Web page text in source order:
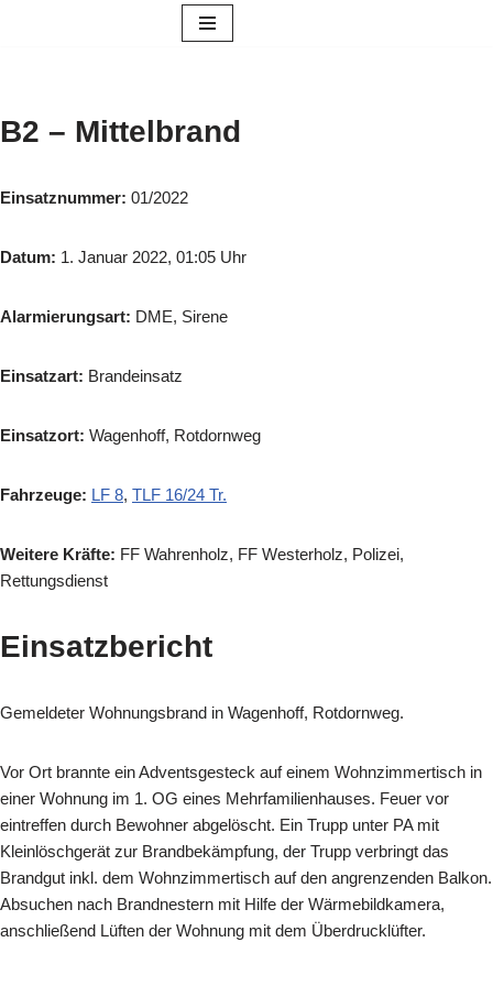
B2 – Mittelbrand
Einsatznummer: 01/2022
Datum: 1. Januar 2022, 01:05 Uhr
Alarmierungsart: DME, Sirene
Einsatzart: Brandeinsatz
Einsatzort: Wagenhoff, Rotdornweg
Fahrzeuge: LF 8, TLF 16/24 Tr.
Weitere Kräfte: FF Wahrenholz, FF Westerholz, Polizei,
Rettungsdienst
Einsatzbericht
Gemeldeter Wohnungsbrand in Wagenhoff, Rotdornweg.
Vor Ort brannte ein Adventsgesteck auf einem Wohnzimmertisch in
einer Wohnung im 1. OG eines Mehrfamilienhauses. Feuer vor
eintreffen durch Bewohner abgelöscht. Ein Trupp unter PA mit
Kleinlöschgerät zur Brandbekämpfung, der Trupp verbringt das
Brandgut inkl. dem Wohnzimmertisch auf den angrenzenden Balkon.
Absuchen nach Brandnestern mit Hilfe der Wärmebildkamera,
anschließend Lüften der Wohnung mit dem Überdrucklüfter.